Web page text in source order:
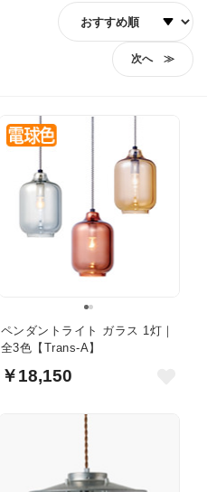
並び順
次へ ≫
ペンダントライト ガラス 1灯｜
全3色【Trans-A】
￥18,150